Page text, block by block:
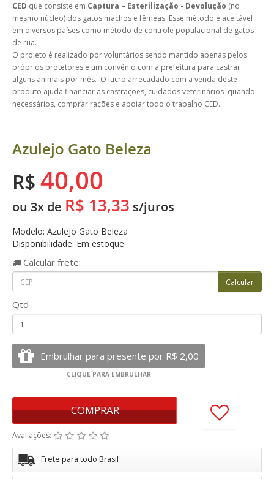
CED que consiste em Captura – Esterilização - Devolução (no
mesmo núcleo) dos gatos machos e fêmeas. Esse método é aceitável
em diversos países como método de controle populacional de gatos
de rua.
O projeto é realizado por voluntários sendo mantido apenas pelos
próprios protetores e um convênio com a prefeitura para castrar
alguns animais por mês. O lucro arrecadado com a venda deste
produto ajuda financiar as castrações, cuidados veterinários quando
necessários, comprar rações e apoiar todo o trabalho CED.
Azulejo Gato Beleza
R$ 40,00
ou 3x de R$ 13,33 s/juros
Modelo: Azulejo Gato Beleza
Disponibilidade: Em estoque
Calcular frete:
Qtd
COMPRAR
Avaliações:
Frete para todo Brasil